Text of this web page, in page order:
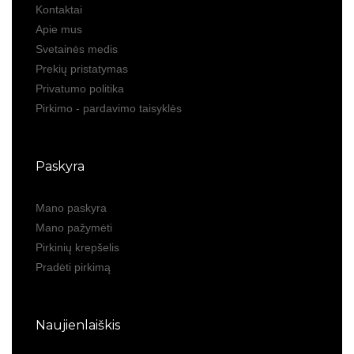
Kontaktai
Apie mus
Svetainės medis
Prekių pristatymas
Privatumo politika
Pirkimo - pardavimo taisyklės
Paskyra
Mano paskyra
Mano pažymėti
Pirkinių krepšelis
Pradėti pirkimą
Naujienlaiškis